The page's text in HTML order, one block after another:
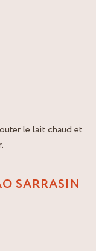
le lait chaud et
SARRASIN